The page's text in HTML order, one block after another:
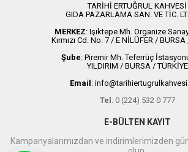
TARİHİ ERTUĞRUL KAHVESİ
GIDA PAZARLAMA SAN. VE TİC.
MERKEZ: Işıktepe Mh. Organize
Kırmızı Cd. No: 7 / E NİLÜFER /
Şube: Piremir Mh. Teferrüç
YILDIRIM / BURSA / TÜRKİYE
Email :
Tel : 0 (224) 532 0 777
E-BÜLTEN KAYIT
Kampanyalarımızdan ve indirimlerimizden